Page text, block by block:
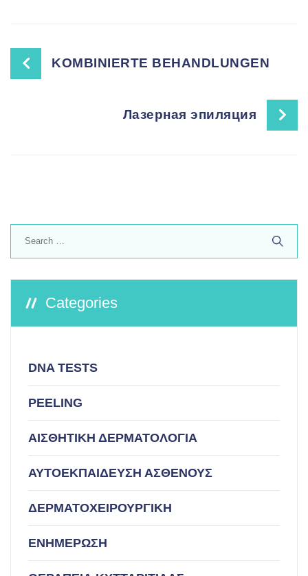
Post
navigation
KOMBINIERTE BEHANDLUNGEN
Лазерная эпиляция
Categories
DNA TESTS
PEELING
ΑΙΣΘΗΤΙΚΗ ΔΕΡΜΑΤΟΛΟΓΙΑ
ΑΥΤΟΕΚΠΑΙΔΕΥΣΗ ΑΣΘΕΝΟΥΣ
ΔΕΡΜΑΤΟΧΕΙΡΟΥΡΓΙΚΗ
ΕΝΗΜΕΡΩΣΗ